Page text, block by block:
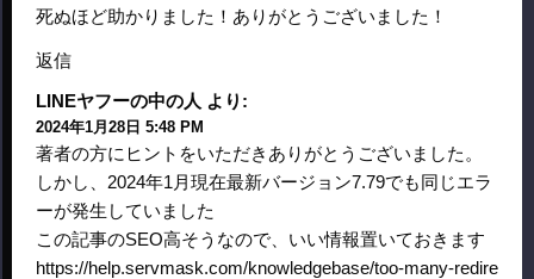
死ぬほど助かりました！ありがとうございました！
返信
LINEヤフーの中の人 より:
2024年1月28日 5:48 PM
著者の方にヒントをいただきありがとうございました。
しかし、2024年1月現在最新バージョン7.79でも同じエラ
ーが発生していました
この記事のSEO高そうなので、いい情報置いておきます
https://help.servmask.com/knowledgebase/too-many-redire